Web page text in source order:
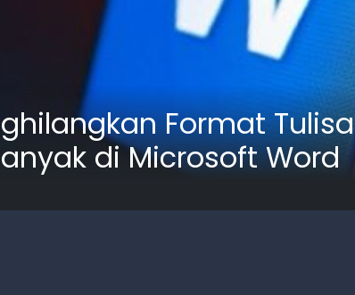
Format
di Microsoft Word